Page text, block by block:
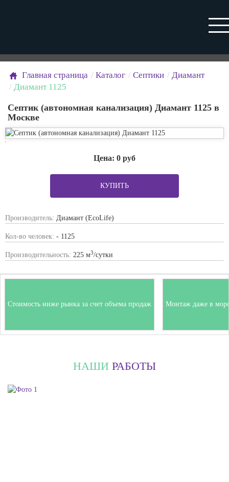
Главная страница Каталог Септики
Диамант
Диамант 1125
Септик (автономная канализация) Диамант 1125 в
Москве
Цена: 0 руб
КУПИТЬ
Производитель: Диамант (EcoLife)
Кол-во человек: - 1125
Производительность: 225 м3/сутки
Стоимость ниже рынка за счет объема продаж Монтаж даже в
НАШИ РАБОТЫ